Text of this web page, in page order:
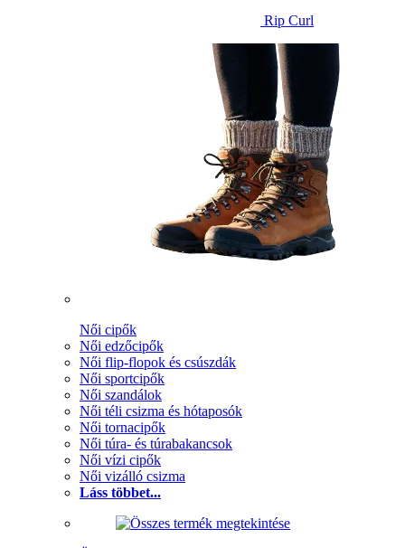
Rip Curl
Női cipők
Női edzőcipők
Női flip-flopok és csúszdák
Női sportcipők
Női szandálok
Női téli csizma és hótaposók
Női tornacipők
Női túra- és túrabakancsok
Női vízi cipők
Női vizálló csizma
Láss többet...